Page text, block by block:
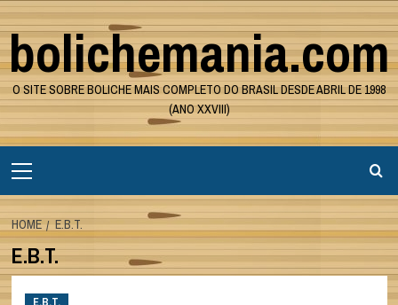
Skip
to
content
bolichemania.com
O SITE SOBRE BOLICHE MAIS COMPLETO DO BRASIL DESDE ABRIL DE 1998
(ANO XXVIII)
Menu
HOME E.B.T.
E.B.T.